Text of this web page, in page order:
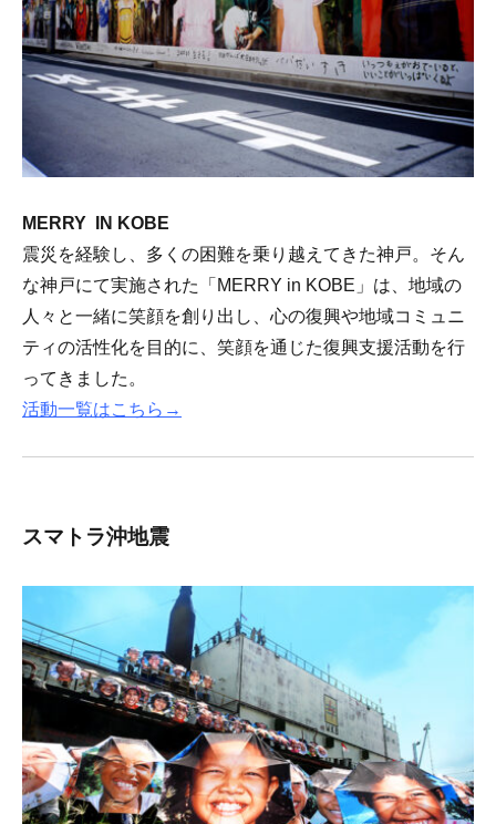
MERRY IN KOBE
震災を経験し、多くの困難を乗り越えてきた神戸。そん
な神戸にて実施された「MERRY in KOBE」は、地域の
人々と一緒に笑顔を創り出し、心の復興や地域コミュニ
ティの活性化を目的に、笑顔を通じた復興支援活動を行
ってきました。
活動一覧はこちら→
スマトラ沖地震